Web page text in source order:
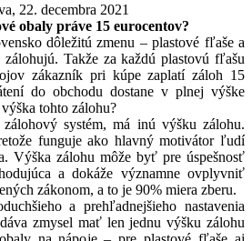
22. decembra 2021
obaly práve 15 eurocentov?
dôležitú zmenu – plastové fľaše a
Takže za každú plastovú fľašu
zákazník pri kúpe zaplatí záloh 15
do obchodu dostane v plnej výške
tohto zálohu?
systém, má inú výšku zálohu.
funguje ako hlavný motivátor ľudí
Výška zálohu môže byť pre úspešnosť
a dokáže významne ovplyvniť
zákonom, a to je 90% miera zberu.
a prehľadnejšieho nastavenia
zmysel mať len jednu výšku zálohu